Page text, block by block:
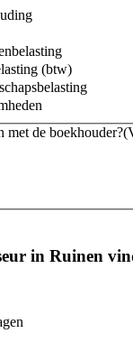
(btw)
de boekhouder?
in Ruinen